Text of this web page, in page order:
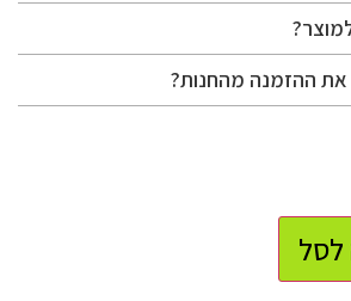
את ההזמנה מהחנות?
לסל